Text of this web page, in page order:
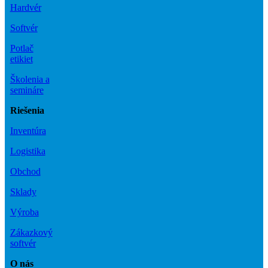
Hardvér
Softvér
Potlač
etikiet
Školenia a
semináre
Riešenia
Inventúra
Logistika
Obchod
Sklady
Výroba
Zákazkový
softvér
O nás